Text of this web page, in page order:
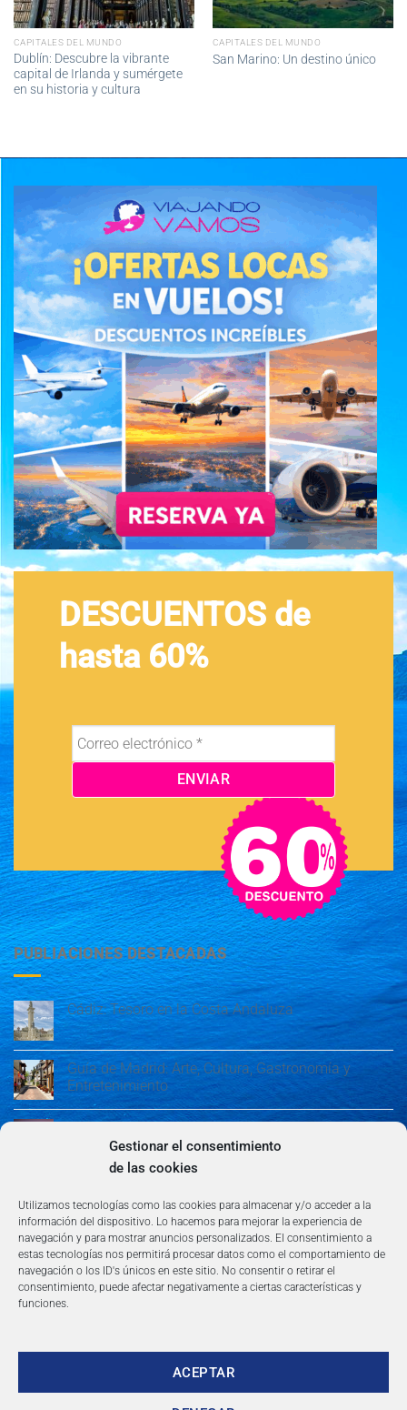
Gestionar el consentimiento
de las cookies
Utilizamos tecnologías como las cookies para almacenar y/o acceder a la
información del dispositivo. Lo hacemos para mejorar la experiencia de
navegación y para mostrar anuncios personalizados. El consentimiento a
estas tecnologías nos permitirá procesar datos como el comportamiento de
navegación o los ID's únicos en este sitio. No consentir o retirar el
consentimiento, puede afectar negativamente a ciertas características y
funciones.
ACEPTAR
CAPITALES DEL MUNDO
Dublín: Descubre la vibrante
capital de Irlanda y sumérgete
en su historia y cultura
CAPITALES DEL MUNDO
San Marino: Un destino único
DESCUENTOS de
hasta 60%
PUBLIACIONES DESTACADAS
Cádiz: Tesoro en la Costa Andaluza
Guía de Madrid: Arte, Cultura, Gastronomía y
Entretenimiento
Entretenimiento
Copyright 2026 ©360group.es